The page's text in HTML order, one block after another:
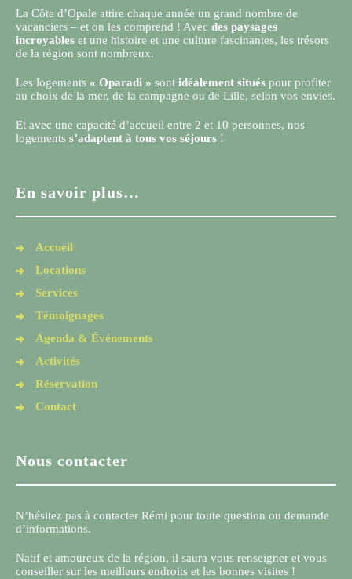
La Côte d’Opale attire chaque année un grand nombre de
vacanciers – et on les comprend ! Avec des paysages
incroyables et une histoire et une culture fascinantes, les trésors
de la région sont nombreux.
Les logements « Oparadi » sont idéalement situés pour profiter
au choix de la mer, de la campagne ou de Lille, selon vos envies.
Et avec une capacité d’accueil entre 2 et 10 personnes, nos
logements s’adaptent à tous vos séjours !
En savoir plus…
Accueil
Locations
Services
Témoignages
Agenda & Événements
Activités
Réservation
Contact
Nous contacter
N’hésitez pas à contacter Rémi pour toute question ou demande
d’informations.
Natif et amoureux de la région, il saura vous renseigner et vous
conseiller sur les meilleurs endroits et les bonnes visites !